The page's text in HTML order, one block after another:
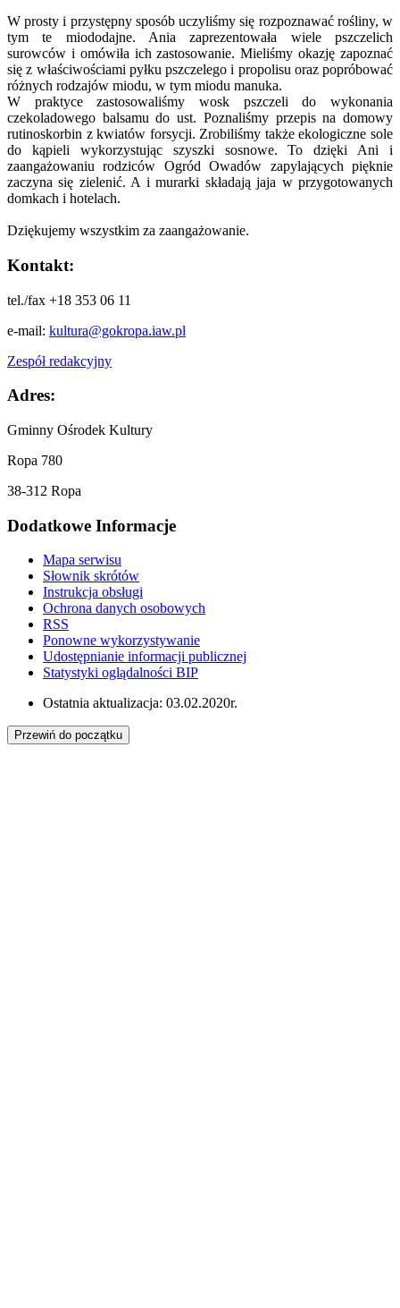
W prosty i przystępny sposób uczyliśmy się rozpoznawać rośliny, w
tym te miododajne. Ania zaprezentowała wiele pszczelich
surowców i omówiła ich zastosowanie. Mieliśmy okazję zapoznać
się z właściwościami pyłku pszczelego i propolisu oraz popróbować
różnych rodzajów miodu, w tym miodu manuka.
W praktyce zastosowaliśmy wosk pszczeli do wykonania
czekoladowego balsamu do ust. Poznaliśmy przepis na domowy
rutinoskorbin z kwiatów forsycji. Zrobiliśmy także ekologiczne sole
do kąpieli wykorzystując szyszki sosnowe. To dzięki Ani i
zaangażowaniu rodziców Ogród Owadów zapylających pięknie
zaczyna się zielenić. A i murarki składają jaja w przygotowanych
domkach i hotelach.
Dziękujemy wszystkim za zaangażowanie.
Kontakt:
tel./fax +18 353 06 11
e-mail: kultura@gokropa.iaw.pl
Zespół redakcyjny
Adres:
Gminny Ośrodek Kultury
Ropa 780
38-312 Ropa
Dodatkowe Informacje
Mapa serwisu
Słownik skrótów
Instrukcja obsługi
Ochrona danych osobowych
RSS
Ponowne wykorzystywanie
Udostępnianie informacji publicznej
Statystyki oglądalności BIP
Ostatnia aktualizacja: 03.02.2020r.
Przewiń do początku